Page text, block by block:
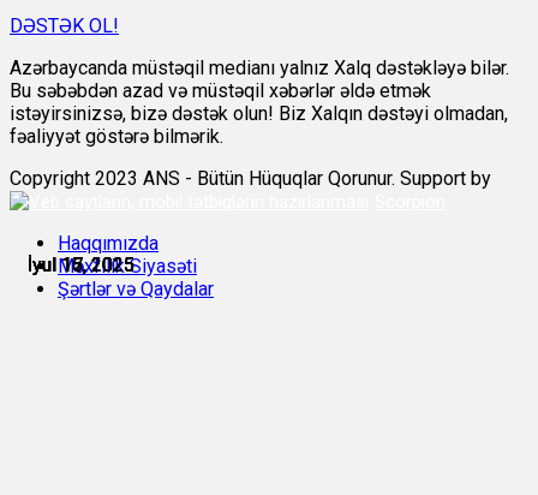
İyul 15, 2025
İyul 15, 2025
İyul 15, 2025
İyul 16, 2025
İyul 17, 2025
İyul 17, 2025
DƏSTƏK OL!
Azərbaycanda müstəqil medianı yalnız Xalq dəstəkləyə bilər.
Bu səbəbdən azad və müstəqil xəbərlər əldə etmək
istəyirsinizsə, bizə dəstək olun! Biz Xalqın dəstəyi olmadan,
fəaliyyət göstərə bilmərik.
Copyright 2023 ANS - Bütün Hüquqlar Qorunur. Support by
Haqqımızda
Məxfilik Siyasəti
Şərtlər və Qaydalar